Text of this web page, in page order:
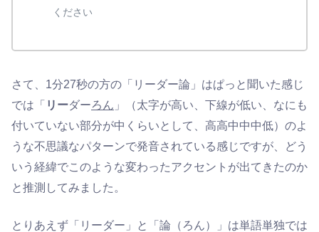
ください
さて、1分27秒の方の「リーダー論」はぱっと聞いた感じ
では「 リーダーろん 」（太字が高い、下線が低い、なにも
付いていない部分が中くらいとして、高高中中中低）のよ
うな不思議なパターンで発音されている感じですが、どう
いう経緯でこのような変わったアクセントが出てきたのか
と推測してみました。
とりあえず「リーダー」と「論（ろん）」は単語単独では